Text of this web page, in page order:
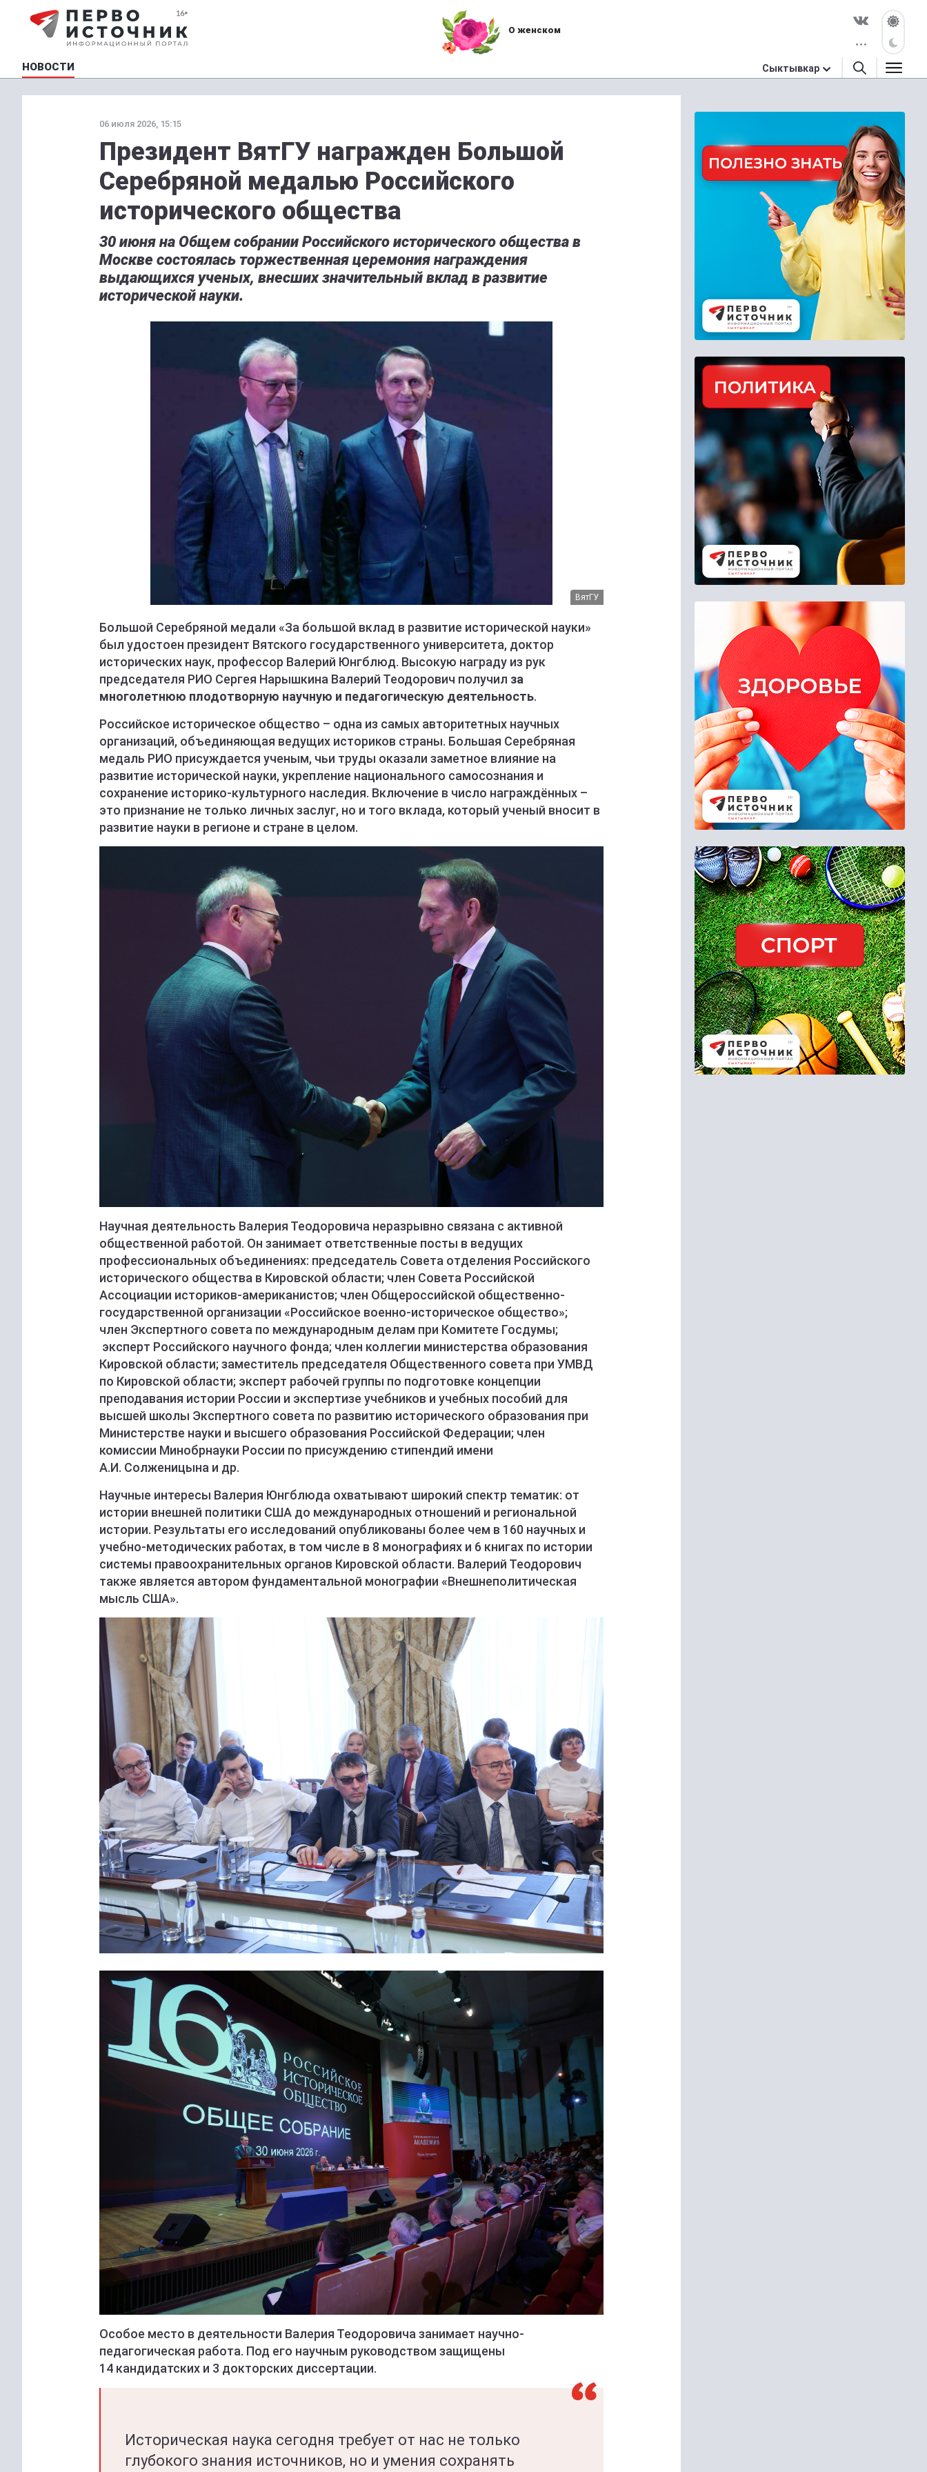
О женском
НОВОСТИ Сыктывкар
06 июля 2026, 15:15
Президент ВятГУ награжден Большой
Серебряной медалью Российского
исторического общества
30 июня на Общем собрании Российского исторического общества в
Москве состоялась торжественная церемония награждения
выдающихся ученых, внесших значительный вклад в развитие
исторической науки.
ВятГУ
Большой Серебряной медали «За большой вклад в развитие исторической науки»
был удостоен президент Вятского государственного университета, доктор
исторических наук, профессор Валерий Юнгблюд. Высокую награду из рук
председателя РИО Сергея Нарышкина Валерий Теодорович получил за
многолетнюю плодотворную научную и педагогическую деятельность.
Российское историческое общество – одна из самых авторитетных научных
организаций, объединяющая ведущих историков страны. Большая Серебряная
медаль РИО присуждается ученым, чьи труды оказали заметное влияние на
развитие исторической науки, укрепление национального самосознания и
сохранение историко-культурного наследия. Включение в число награждённых –
это признание не только личных заслуг, но и того вклада, который ученый вносит в
развитие науки в регионе и стране в целом.
Научная деятельность Валерия Теодоровича неразрывно связана с активной
общественной работой. Он занимает ответственные посты в ведущих
профессиональных объединениях: председатель Совета отделения Российского
исторического общества в Кировской области; член Совета Российской
Ассоциации историков-американистов; член Общероссийской общественно-
государственной организации «Российское военно-историческое общество»;
член Экспертного совета по международным делам при Комитете Госдумы;
эксперт Российского научного фонда; член коллегии министерства образования
Кировской области; заместитель председателя Общественного совета при УМВД
по Кировской области; эксперт рабочей группы по подготовке концепции
преподавания истории России и экспертизе учебников и учебных пособий для
высшей школы Экспертного совета по развитию исторического образования при
Министерстве науки и высшего образования Российской Федерации; член
комиссии Минобрнауки России по присуждению стипендий имени
А.И. Солженицына и др.
Научные интересы Валерия Юнгблюда охватывают широкий спектр тематик: от
истории внешней политики США до международных отношений и региональной
истории. Результаты его исследований опубликованы более чем в 160 научных и
учебно-методических работах, в том числе в 8 монографиях и 6 книгах по истории
системы правоохранительных органов Кировской области. Валерий Теодорович
также является автором фундаментальной монографии «Внешнеполитическая
мысль США».
Особое место в деятельности Валерия Теодоровича занимает научно-
педагогическая работа. Под его научным руководством защищены
14 кандидатских и 3 докторских диссертации.
Историческая наука сегодня требует от нас не только
глубокого знания источников, но и умения сохранять